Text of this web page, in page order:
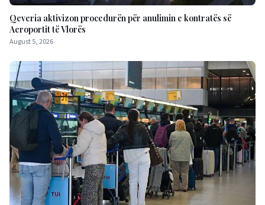
Qeveria aktivizon procedurën për anulimin e kontratës së
Aeroportit të Vlorës
August 5, 2026